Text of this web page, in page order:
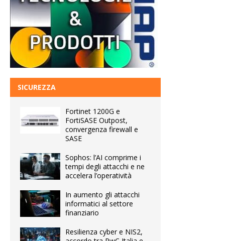
SICUREZZA
Fortinet 1200G e
FortiSASE Outpost,
convergenza firewall e
SASE
Sophos: l’AI comprime i
tempi degli attacchi e ne
accelera l’operatività
In aumento gli attacchi
informatici al settore
finanziario
Resilienza cyber e NIS2,